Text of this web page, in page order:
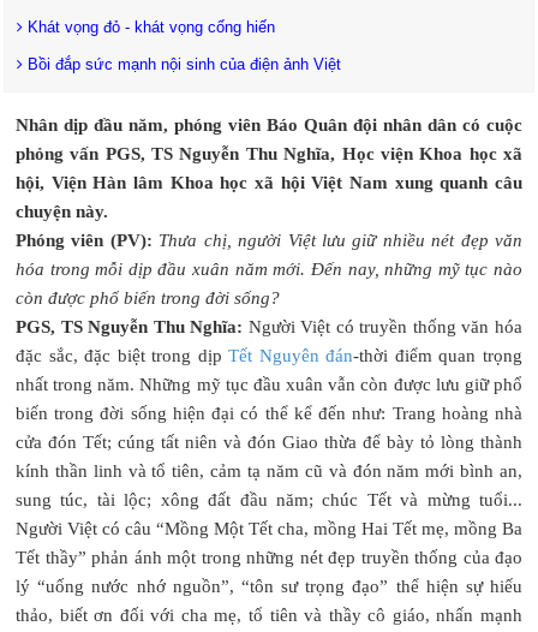
Khát vọng đỏ - khát vọng cống hiến
Bồi đắp sức mạnh nội sinh của điện ảnh Việt
Nhân dịp đầu năm, phóng viên Báo Quân đội nhân dân có cuộc
phỏng vấn PGS, TS Nguyễn Thu Nghĩa, Học viện Khoa học xã
hội, Viện Hàn lâm Khoa học xã hội Việt Nam xung quanh câu
chuyện này.
Phóng viên (PV): Thưa chị, người Việt lưu giữ nhiều nét đẹp văn
hóa trong mỗi dịp đầu xuân năm mới. Đến nay, những mỹ tục nào
còn được phổ biến trong đời sống?
PGS, TS Nguyễn Thu Nghĩa: Người Việt có truyền thống văn hóa
đặc sắc, đặc biệt trong dịpTết Nguyên đán-thời điểm quan trọng
nhất trong năm. Những mỹ tục đầu xuân vẫn còn được lưu giữ phổ
biến trong đời sống hiện đại có thể kể đến như: Trang hoàng nhà
cửa đón Tết; cúng tất niên và đón Giao thừa để bày tỏ lòng thành
kính thần linh và tổ tiên, cảm tạ năm cũ và đón năm mới bình an,
sung túc, tài lộc; xông đất đầu năm; chúc Tết và mừng tuổi...
Người Việt có câu “Mồng Một Tết cha, mồng Hai Tết mẹ, mồng Ba
Tết thầy” phản ánh một trong những nét đẹp truyền thống của đạo
lý “uống nước nhớ nguồn”, “tôn sư trọng đạo” thể hiện sự hiếu
thảo, biết ơn đối với cha mẹ, tổ tiên và thầy cô giáo, nhấn mạnh